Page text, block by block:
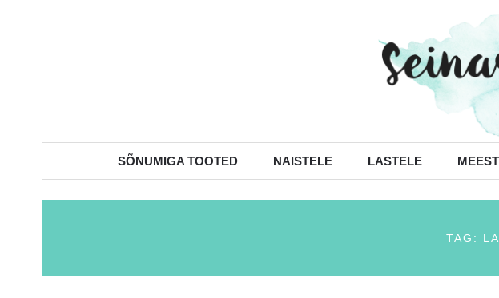
SÕNUMIGA TOOTED NAISTELE LASTELE
TAG: